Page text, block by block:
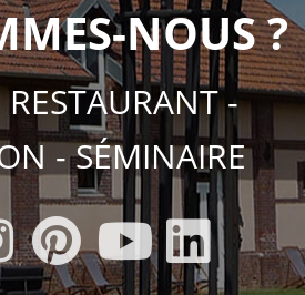
NOUS ?
-
- SÉMINAIRE